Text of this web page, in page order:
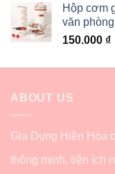
Hộp cơm
văn phòng
150.000 ₫
ABOUT US
Gia Dụng Hiền Hòa
thông minh, tiện ích